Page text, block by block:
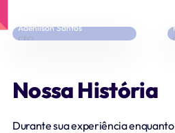
Adenilson Santos
CEO
Nossa História
Durante sua experiência